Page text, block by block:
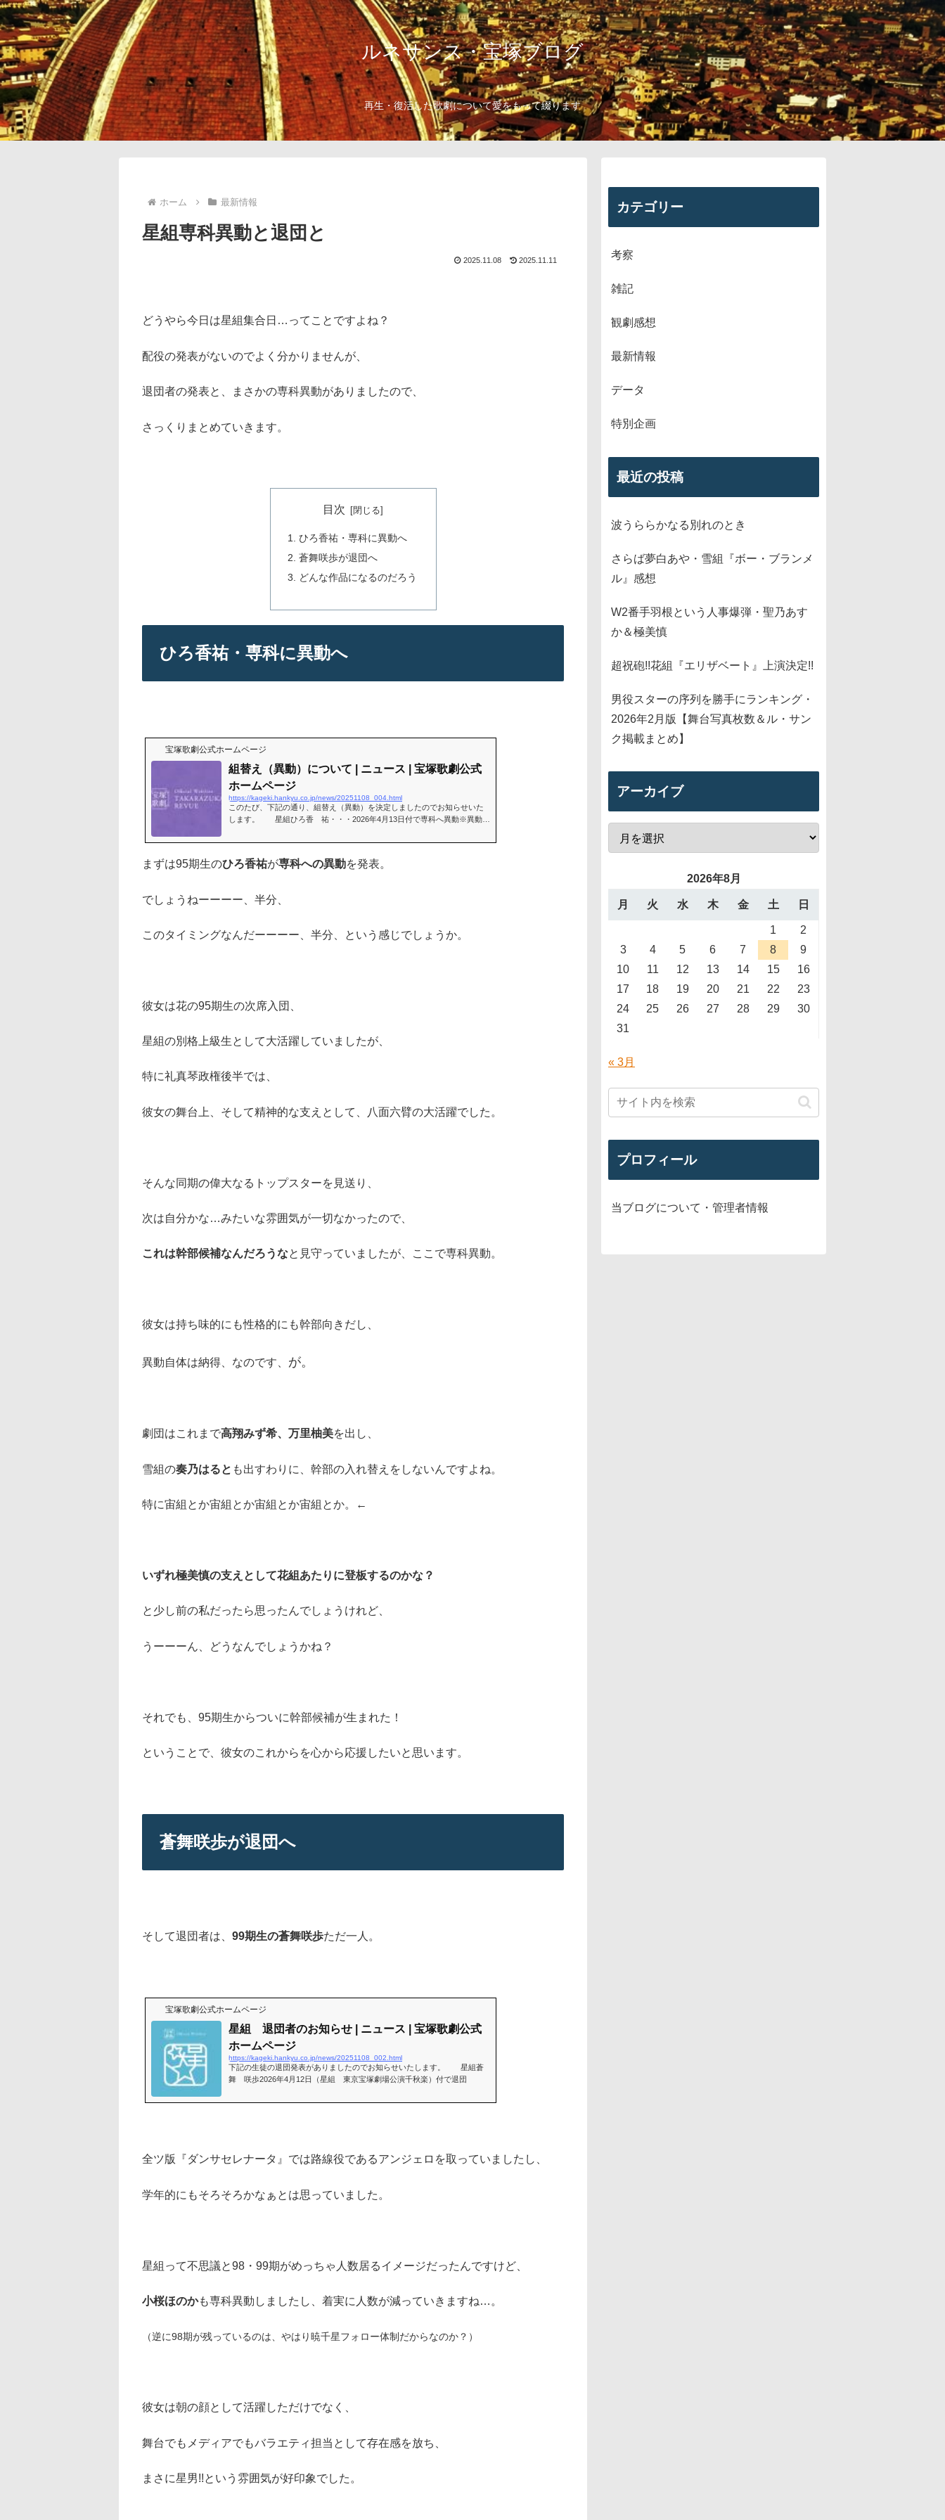
ルネサンス・宝塚ブログ
再生・復活した歌劇について愛をもって綴ります
ホーム 最新情報
星組専科異動と退団と
2025.11.08 2025.11.11
どうやら今日は星組集合日…ってことですよね？
配役の発表がないのでよく分かりませんが、
退団者の発表と、まさかの専科異動がありましたので、
さっくりまとめていきます。
目次
ひろ香祐・専科に異動へ
蒼舞咲歩が退団へ
どんな作品になるのだろう
ひろ香祐・専科に異動へ
宝塚歌劇公式ホームページ
組替え（異動）について | ニュース | 宝塚歌劇公式
ホームページ
https://kageki.hankyu.co.jp/news/20251108_004.html
このたび、下記の通り、組替え（異動）を決定しましたのでお知らせいた
します。 星組ひろ香 祐・・・2026年4月13日付で専科へ異動※異動後
まずは95期生のひろ香祐が専科への異動を発表。
でしょうねーーーー、半分、
このタイミングなんだーーーー、半分、という感じでしょうか。
彼女は花の95期生の次席入団、
星組の別格上級生として大活躍していましたが、
特に礼真琴政権後半では、
彼女の舞台上、そして精神的な支えとして、八面六臂の大活躍でした。
そんな同期の偉大なるトップスターを見送り、
次は自分かな…みたいな雰囲気が一切なかったので、
これは幹部候補なんだろうなと見守っていましたが、ここで専科異動。
彼女は持ち味的にも性格的にも幹部向きだし、
異動自体は納得、なのです、 が。
劇団はこれまで高翔みず希、万里柚美を出し、
雪組の奏乃はると も出すわりに、幹部の入れ替えをしないんですよね。
特に宙組とか宙組とか宙組とか宙組とか。←
いずれ極美慎の支えとして花組あたりに登板するのかな？
と少し前の私だったら思ったんでしょうけれど、
うーーーん、どうなんでしょうかね？
それでも、95期生からついに幹部候補が生まれた！
ということで、彼女のこれからを心から応援したいと思います。
蒼舞咲歩が退団へ
そして退団者は、 99期生の蒼舞咲歩ただ一人。
宝塚歌劇公式ホームページ
星組 退団者のお知らせ | ニュース | 宝塚歌劇公式
ホームページ
https://kageki.hankyu.co.jp/news/20251108_002.html
下記の生徒の退団発表がありましたのでお知らせいたします。 星組蒼
舞 咲歩2026年4月12日（星組 東京宝塚劇場公演千秋楽）付で退団
全ツ版『ダンサセレナータ』では路線役であるアンジェロを取っていましたし、
学年的にもそろそろかなぁとは思っていました。
星組って不思議と98・99期がめっちゃ人数居るイメージだったんですけど、
小桜ほのかも専科異動しましたし、着実に人数が減っていきますね…。
（逆に98期が残っているのは、やはり暁千星フォロー体制だからなのか？）
彼女は朝の顔として活躍しただけでなく、
舞台でもメディアでもバラエティ担当として存在感を放ち、
まさに星男!!という雰囲気が好印象でした。
カテゴリー
考察
雑記
観劇感想
最新情報
データ
特別企画
最近の投稿
波うららかなる別れのとき
さらば夢白あや・雪組『ボー・ブランメ
ル』感想
W2番手羽根という人事爆弾・聖乃あす
か＆極美慎
超祝砲!!花組『エリザベート』上演決定!!
男役スターの序列を勝手にランキング・
2026年2月版【舞台写真枚数＆ル・サン
ク掲載まとめ】
アーカイブ
2026年8月
月 火 水 木 金 土 日
1
2
3
4 5 6 7 8
9
10
11 12 13 14 15
16
17
18 19 20 21 22
23
24
25 26 27 28 29
30
31
« 3月
プロフィール
当ブログについて・管理者情報